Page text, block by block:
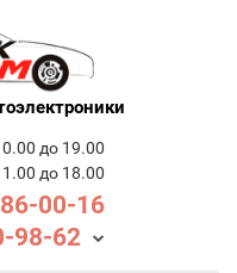
до 19.00
до 18.00
00-16
98-62